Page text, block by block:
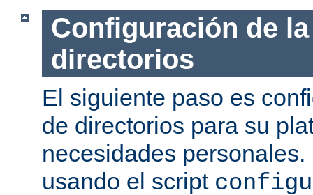
Configuración de
directorios
El siguiente paso es
de directorios para su
necesidades
usando el script